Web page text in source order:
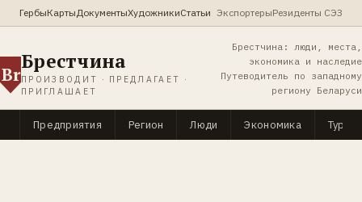
ГербыКартыДокументыХудожникиСтатьи ЭкспортерыРезиденты СЭЗ
Br
Брестчина
ПРОИЗВОДИТ · ПРЕДЛАГАЕТ ·
ПРИГЛАШАЕТ
Брестчина: люди, места,
экономика и наследие
Путеводитель по западному
региону Беларуси
Предприятия Регион Люди Экономика